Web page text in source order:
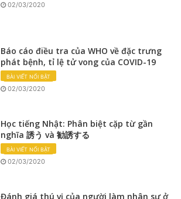
02/03/2020
Báo cáo điều tra của WHO về đặc trưng
phát bệnh, tỉ lệ tử vong của COVID-19
BÀI VIẾT NỔI BẬT
02/03/2020
Học tiếng Nhật: Phân biệt cặp từ gần
nghĩa 誘う và 勧誘する
BÀI VIẾT NỔI BẬT
02/03/2020
Đánh giá thú vị của người làm nhân sự ở